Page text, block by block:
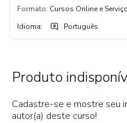
Formato: Cursos Online e
Idioma: Português
Produto
Cadastre-se e mostre seu
autor(a) deste curso!